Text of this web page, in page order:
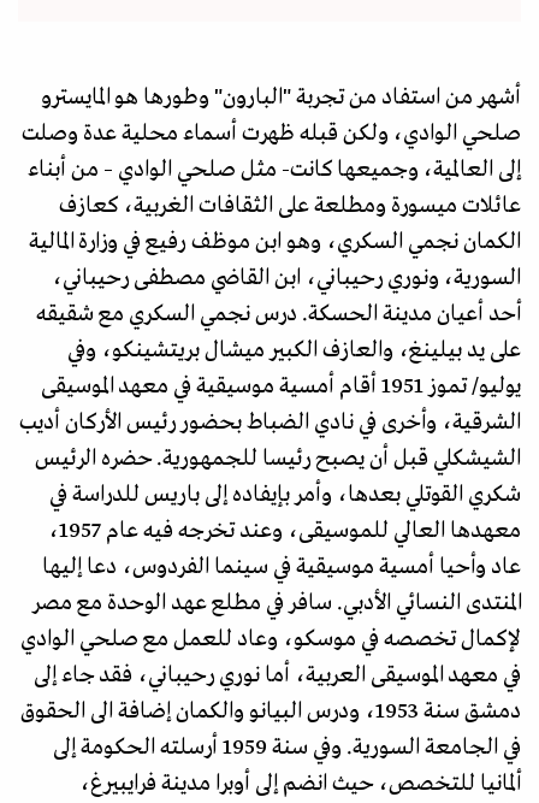
أشهر من استفاد من تجربة "البارون" وطورها هو المايسترو
صلحي الوادي، ولكن قبله ظهرت أسماء محلية عدة وصلت
إلى العالمية، وجميعها كانت- مثل صلحي الوادي – من أبناء
عائلات ميسورة ومطلعة على الثقافات الغربية، كعازف
الكمان نجمي السكري، وهو ابن موظف رفيع في وزارة المالية
السورية، ونوري رحيباني، ابن القاضي مصطفى رحيباني،
أحد أعيان مدينة الحسكة. درس نجمي السكري مع شقيقه
على يد بيلينغ، والعازف الكبير ميشال بريتشينكو، وفي
يوليو/ تموز 1951 أقام أمسية موسيقية في معهد الموسيقى
الشرقية، وأخرى في نادي الضباط بحضور رئيس الأركان أديب
الشيشكلي قبل أن يصبح رئيسا للجمهورية. حضره الرئيس
شكري القوتلي بعدها، وأمر بإيفاده إلى باريس للدراسة في
معهدها العالي للموسيقى، وعند تخرجه فيه عام 1957،
عاد وأحيا أمسية موسيقية في سينما الفردوس، دعا إليها
المنتدى النسائي الأدبي. سافر في مطلع عهد الوحدة مع مصر
لإكمال تخصصه في موسكو، وعاد للعمل مع صلحي الوادي
في معهد الموسيقى العربية، أما نوري رحيباني، فقد جاء إلى
دمشق سنة 1953، ودرس البيانو والكمان إضافة الى الحقوق
في الجامعة السورية. وفي سنة 1959 أرسلته الحكومة إلى
ألمانيا للتخصص، حيث انضم إلى أوبرا مدينة فرايبيرغ،